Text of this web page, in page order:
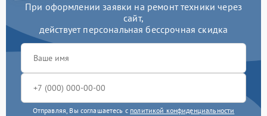
При оформлении заявки на ремонт техники через
сайт,
действует персональная бессрочная скидка
Отправляя, Вы соглашаетесь с политикой конфиденциальности